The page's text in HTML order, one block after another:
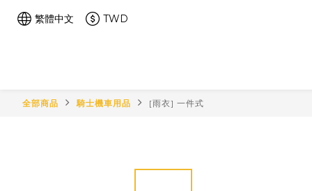
繁體中文 TWD
全部商品 騎士機車用品 [雨衣] 一件式